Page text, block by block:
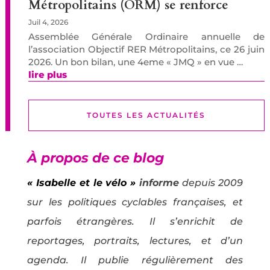
Métropolitains (ORM) se renforce
Juil 4, 2026
Assemblée Générale Ordinaire annuelle de
l’association Objectif RER Métropolitains, ce 26 juin
2026. Un bon bilan, une 4eme « JMQ » en vue …
lire plus
TOUTES LES ACTUALITÉS
À propos de ce blog
« Isabelle et le vélo » informe depuis 2009
sur les politiques cyclables françaises, et
parfois étrangères. Il s’enrichit de
reportages, portraits, lectures, et d’un
agenda. Il publie régulièrement des